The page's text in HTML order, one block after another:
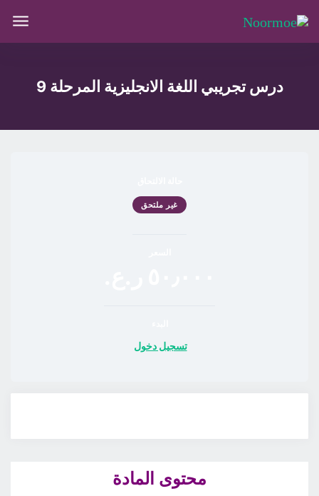
درس تجريبي اللغة الانجليزية المرحلة 9
غير ملتحق
تسجيل دخول
محتوى المادة